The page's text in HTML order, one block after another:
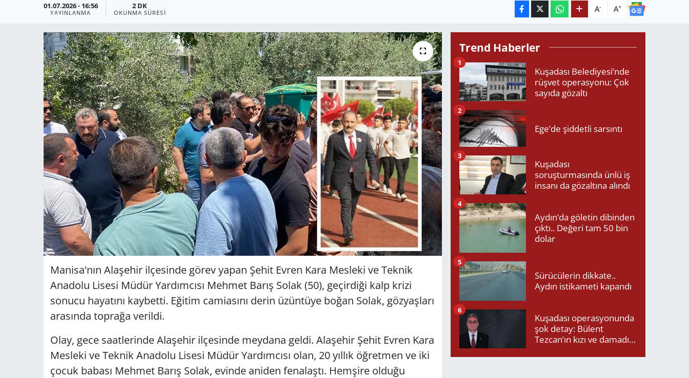
01.07.2026 - 16:56
YAYINLANMA
2 DK
OKUNMA SÜRESI A- A+
Manisa'nın Alaşehir ilçesinde görev yapan Şehit Evren Kara Mesleki ve Teknik
Anadolu Lisesi Müdür Yardımcısı Mehmet Barış Solak (50), geçirdiği kalp krizi
sonucu hayatını kaybetti. Eğitim camiasını derin üzüntüye boğan Solak, gözyaşları
arasında toprağa verildi.
Olay, gece saatlerinde Alaşehir ilçesinde meydana geldi. Alaşehir Şehit Evren Kara
Mesleki ve Teknik Anadolu Lisesi Müdür Yardımcısı olan, 20 yıllık öğretmen ve iki
çocuk babası Mehmet Barış Solak, evinde aniden fenalaştı. Hemşire olduğu
Trend Haberler
Kuşadası Belediyesi’nde
rüşvet operasyonu: Çok
sayıda gözaltı
1
Ege’de şiddetli sarsıntı
2
Kuşadası
soruşturmasında ünlü iş
insanı da gözaltına alındı
3
Aydın’da göletin dibinden
çıktı.. Değeri tam 50 bin
dolar
4
Sürücülerin dikkate..
Aydın istikameti kapandı
5
Kuşadası operasyonunda
şok detay: Bülent
Tezcan’ın kızı ve damadı
6